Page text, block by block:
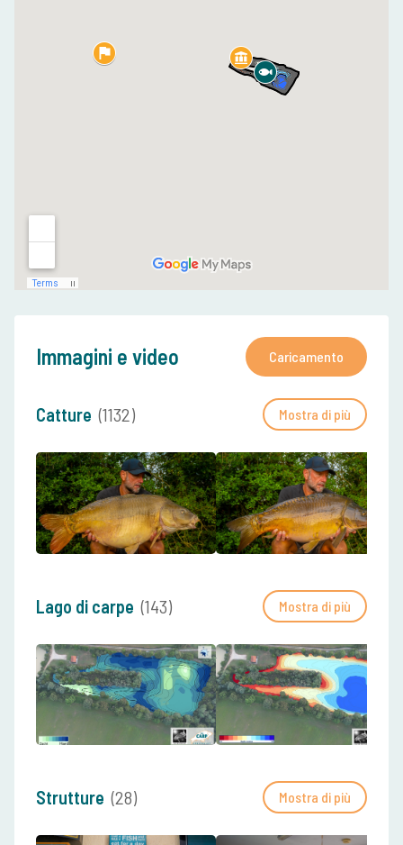
Immagini e video Caricamento
Catture (1132) Mostra di più
Lago di carpe (143) Mostra di più
Strutture (28) Mostra di più